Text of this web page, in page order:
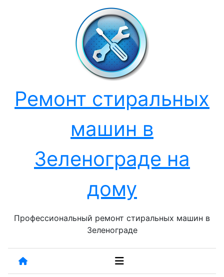
Ремонт стиральных
машин в
Зеленограде на
дому
Профессиональный ремонт стиральных машин в
Зеленограде